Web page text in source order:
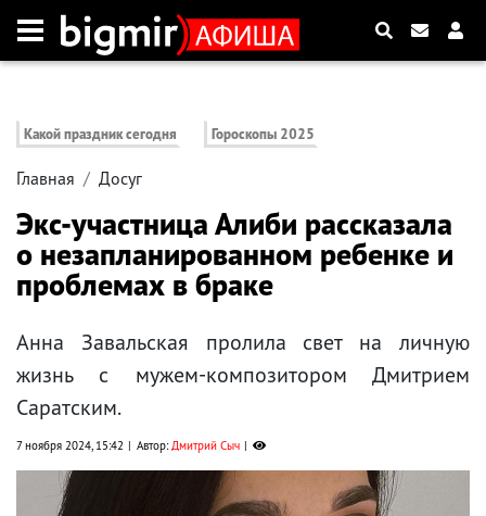
Какой праздник сегодня Гороскопы 2025
Главная Досуг
Экс-участница Алиби рассказала
о незапланированном ребенке и
проблемах в браке
Анна Завальская пролила свет на личную
жизнь с мужем-композитором Дмитрием
Саратским.
7 ноября 2024, 15:42 Автор:Дмитрий Сыч